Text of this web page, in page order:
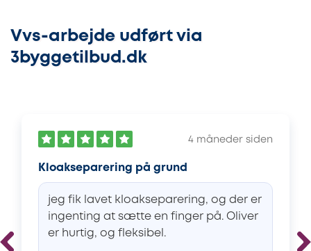
Vvs-arbejde udført via
3byggetilbud.dk
4 måneder siden
Kloakseparering på grund
jeg fik lavet kloakseparering, og der er
ingenting at sætte en finger på. Oliver
er hurtig, og fleksibel.